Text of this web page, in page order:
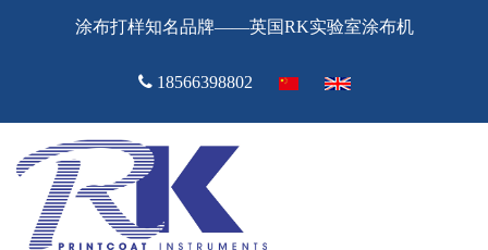
涂布打样知名品牌——英国RK实验室涂布机
18566398802